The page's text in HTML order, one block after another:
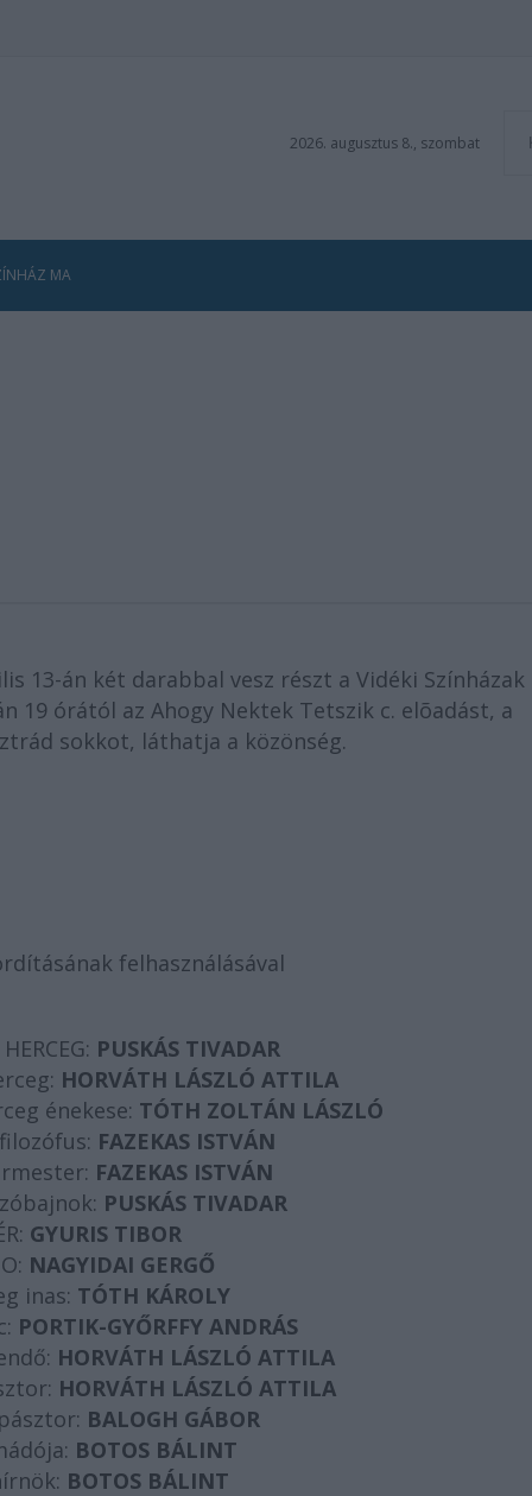
2026. augusztus 8., szombat
MA
13-án két darabbal vesz részt a Vidéki Színházak
19 órától az Ahogy Nektek Tetszik c. elõadást, a
sokkot, láthatja a közönség.
felhasználásával
PUSKÁS TIVADAR
HORVÁTH LÁSZLÓ ATTILA
énekese: TÓTH ZOLTÁN LÁSZLÓ
FAZEKAS ISTVÁN
FAZEKAS ISTVÁN
PUSKÁS TIVADAR
GYURIS TIBOR
NAGYIDAI GERGŐ
inas: TÓTH KÁROLY
PORTIK-GYŐRFFY ANDRÁS
HORVÁTH LÁSZLÓ ATTILA
HORVÁTH LÁSZLÓ ATTILA
BALOGH GÁBOR
BOTOS BÁLINT
BOTOS BÁLINT